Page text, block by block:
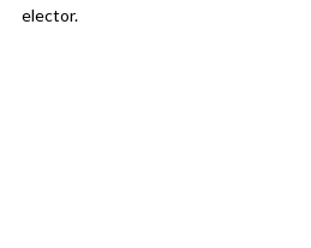
elector.